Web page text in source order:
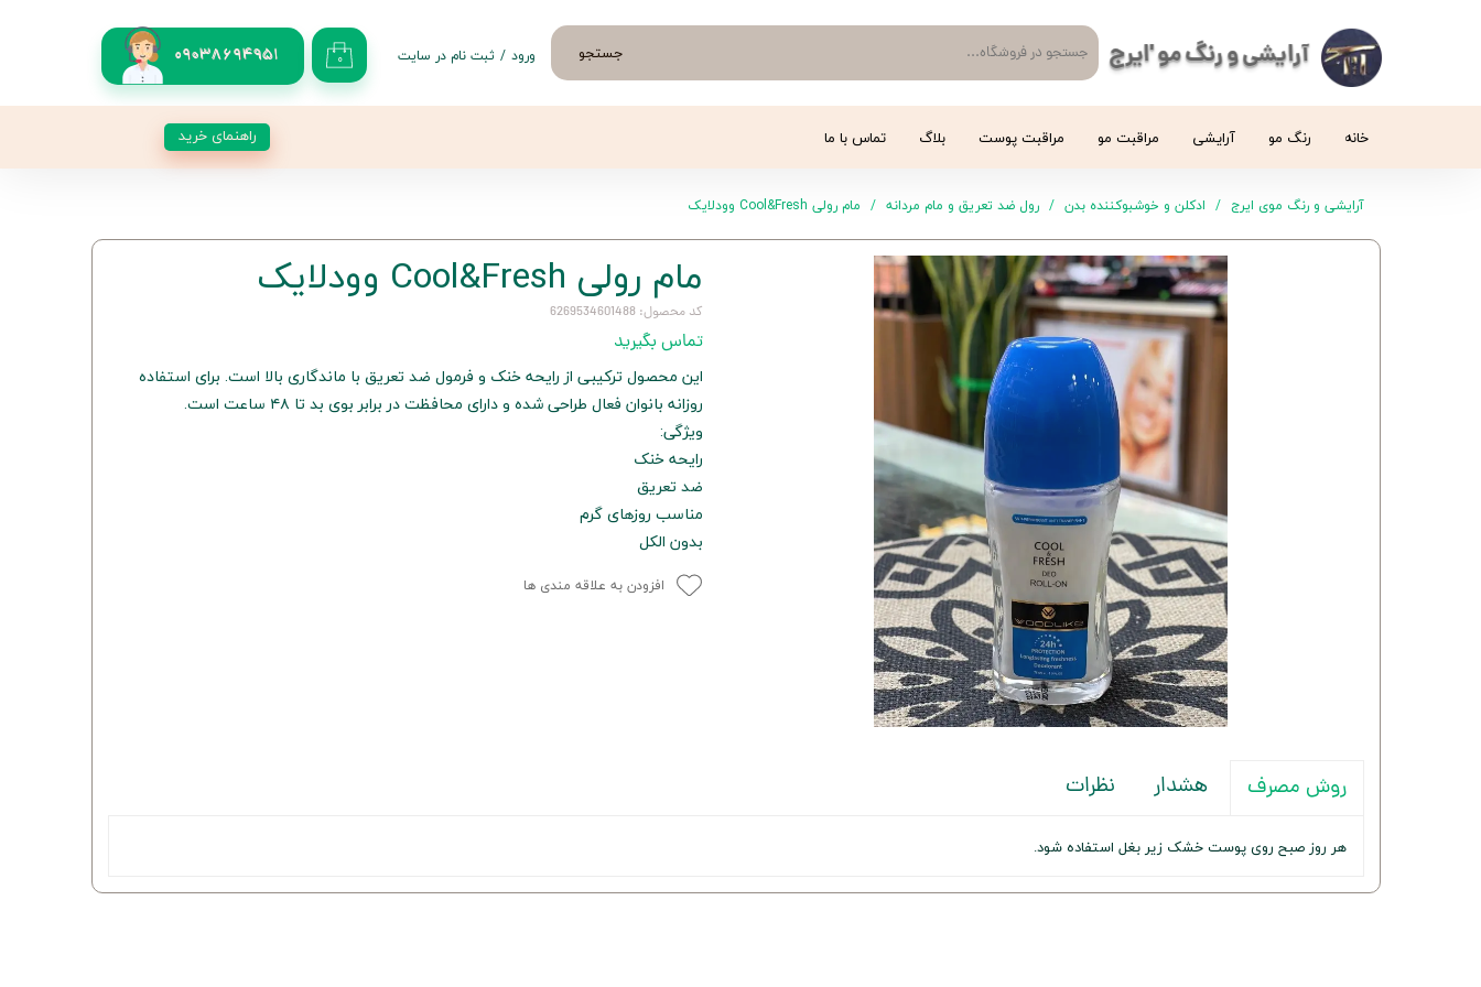
آرایشی و رنگ مو 'ایرج 09038694951 جستجو ۰ ورود / ثبت نام در سایت
خانه رنگ مو آرایشی مراقبت مو مراقبت پوست بلاگ تماس با ما راهنمای خرید
آرایشی و رنگ موی ایرج ادکلن و خوشبوکننده بدن رول ضد تعریق و مام مردانه مام رولی Cool&Fresh وودلایک
مام رولی Cool&Fresh وودلایک
کد محصول: 6269534601488
تماس بگیرید
این محصول ترکیبی از رایحه خنک و فرمول ضد تعریق با ماندگاری بالا است. برای استفاده
روزانه بانوان فعال طراحی شده و دارای محافظت در برابر بوی بد تا ۴۸ ساعت است.
ویژگی:
رایحه خنک
ضد تعریق
مناسب روزهای گرم
بدون الکل
افزودن به علاقه مندی ها
روش مصرف هشدار نظرات
هر روز صبح روی پوست خشک زیر بغل استفاده شود.